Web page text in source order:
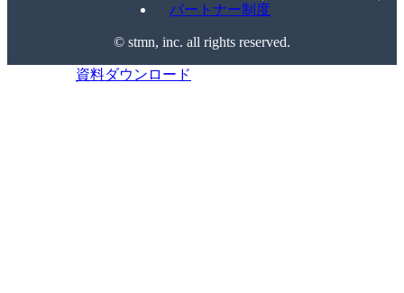
パートナー制度
©️ stmn, inc. all rights reserved.
資料ダウンロード